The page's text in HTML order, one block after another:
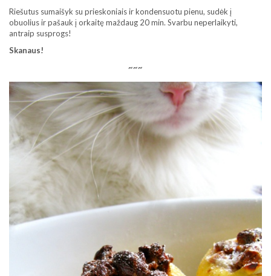
Riešutus sumaišyk su prieskoniais ir kondensuotu pienu, sudėk į
obuolius ir pašauk į orkaitę maždaug 20 min. Svarbu neperlaikyti,
antraip susprogs!
Skanaus!
~~~